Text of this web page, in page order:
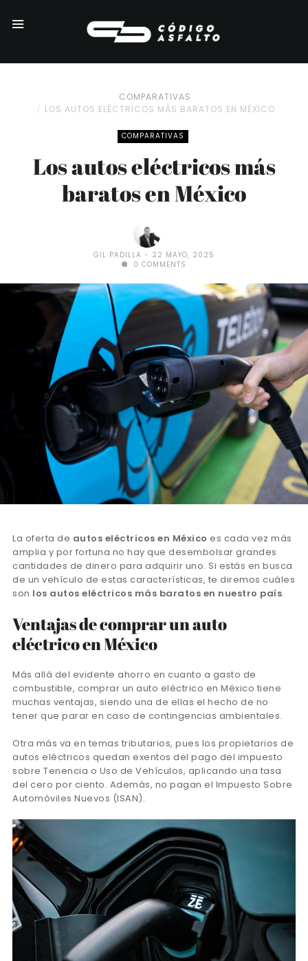
COMPARATIVAS
LOS AUTOS ELÉCTRICOS MÁS BARATOS EN MÉXICO
COMPARATIVAS
Los autos eléctricos más
baratos en México
GIL PADILLA
22 MAYO, 2025
0 COMMENTS
La oferta de autos eléctricos en México es cada vez más
amplia y por fortuna no hay que desembolsar grandes
cantidades de dinero para adquirir uno. Si estás en busca
de un vehículo de estas características, te diremos cuáles
son los autos eléctricos más baratos en nuestro país.
Ventajas de comprar un auto
eléctrico en México
Más allá del evidente ahorro en cuanto a gasto de
combustible, comprar un auto eléctrico en México tiene
muchas ventajas, siendo una de ellas el hecho de no
tener que parar en caso de contingencias ambientales.
Otra más va en temas tributarios, pues los propietarios de
autos eléctricos quedan exentos del pago del impuesto
sobre Tenencia o Uso de Vehículos, aplicando una tasa
del cero por ciento. Además, no pagan el Impuesto Sobre
Automóviles Nuevos (ISAN).